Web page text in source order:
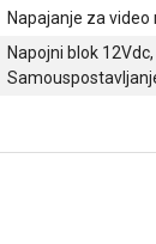
Napajanje za video
Napojni blok